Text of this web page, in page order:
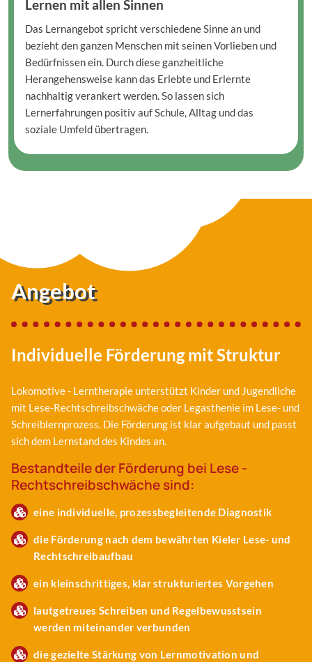
Lernen mit allen Sinnen
Das Lernangebot spricht verschiedene Sinne an und
bezieht den ganzen Menschen mit seinen Vorlieben und
Bedürfnissen ein. Durch diese ganzheitliche
Herangehensweise kann das Erlebte und Erlernte
nachhaltig verankert werden. So lassen sich
Lernerfahrungen positiv auf Schule, Alltag und das
soziale Umfeld übertragen.
Angebot
Individuelle Förderung mit Struktur
Lokomotive - Lerntherapie unterstützt Kinder und Jugendliche
mit Lese-Rechtschreibschwäche oder Legasthenie im Lese- und
Schreiblernprozess. Die Förderung ist klar aufgebaut und passt
sich dem Lernstand des Kindes an.
Bestandteile der Förderung bei Lese -
Rechtschreibschwäche sind:
eine individuelle, prozessbegleitende Diagnostik
die Förderung nach dem bewährten Kieler Lese- und
Rechtschreibaufbau
ein kleinschrittiges, klar strukturiertes Vorgehen
lautgetreues Schreiben und Regelbewusstsein
werden miteinander verbunden
die gezielte Stärkung von Lernmotivation und